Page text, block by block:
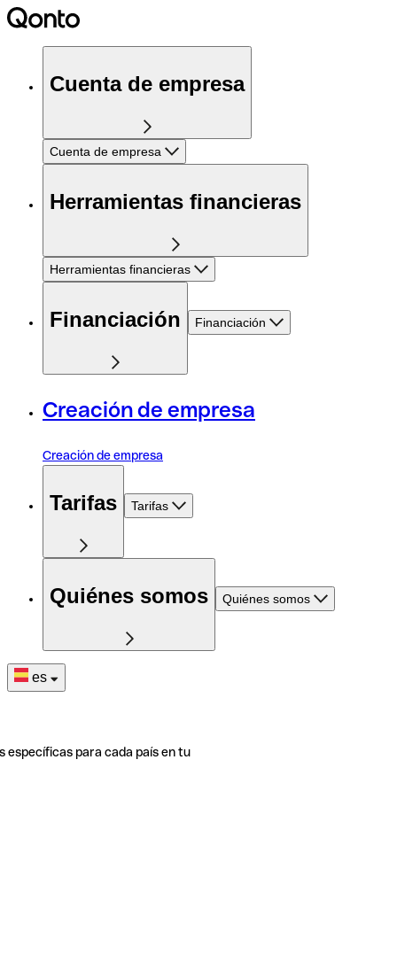
Cuenta de empresa
Cuenta de empresa
Herramientas financieras
Herramientas financieras
Financiación Financiación
Creación de empresa
Creación de empresa
Tarifas Tarifas
Quiénes somos Quiénes somos
es
específicas para cada país en tu